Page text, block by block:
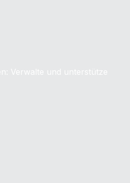
Verwalte und unterstütze